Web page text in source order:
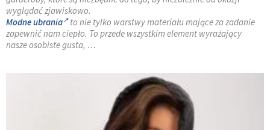
wyglądać zjawiskowo.
Modne ubrania to nie tylko warstwy materiału mające za zadanie
zapewnić nam ciepło. To przede wszystkim element wyrażający
nasze osobiste gusta, …